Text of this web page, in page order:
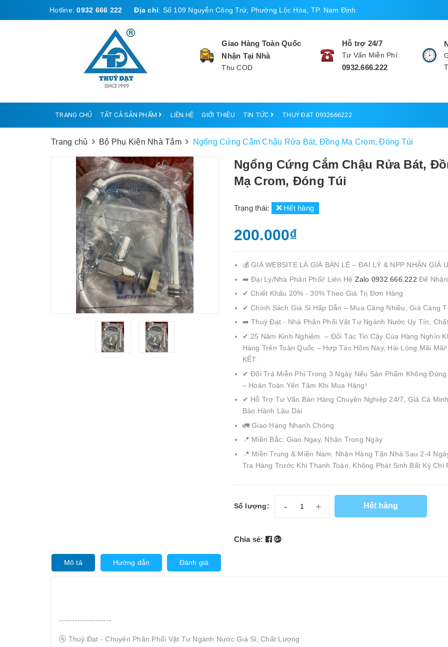
Hotline:0932 666 222 Địa chỉ: Số 109 Nguyễn Công Trứ, Phường Lộc Hòa, TP. Nam Định
Giao Hàng Toàn Quốc
Nhận Tại Nhà
Thu COD
Hỗ trợ 24/7
Tư Vấn Miễn Phí:
0932.666.222
TRANG CHỦ TẤT CẢ SẢN PHẨM LIÊN HỆ GIỚI THIỆU TIN TỨC THUÝ ĐẠT 0932666222
Trang chủ Bộ Phụ Kiện Nhà Tắm Ngổng Cứng Cắm Chậu Rửa Bát, Đồng Mạ Crom, Đóng Túi
Ngổng Cứng Cắm Chậu Rửa Bát,
Mạ Crom, Đóng Túi
Trạng thái: Hết hàng
200.000₫
💰 GIÁ WEBSITE LÀ GIÁ BÁN LẺ – ĐẠI LÝ & NPP NHẬN GIÁ
➡️ Đại Lý/Nhà Phân Phối! Liên Hệ Zalo 0932.666.222Để
✔ Chiết Khấu 20% - 30% Theo Giá Trị Đơn Hàng
✔ Chính Sách Giá Sỉ Hấp Dẫn – Mua Càng Nhiều, Giá Càng
➡️ Thuý Đạt - Nhà Phân Phối Vật Tư Ngành Nước Uy Tín,
✔ 25 Năm Kinh Nghiệm – Đối Tác Tin Cậy Của Hàng Nghìn
Hàng Trên Toàn Quốc – Hợp Tác Hôm Nay, Hài Lòng Mãi Mãi!
KẾT:
✔ Đổi Trả Miễn Phí Trong 3 Ngày Nếu Sản Phẩm Không Đúng
– Hoàn Toàn Yên Tâm Khi Mua Hàng!
✔ Hỗ Trợ Tư Vấn Bán Hàng Chuyên Nghiệp 24/7, Giá Cả Minh
Bảo Hành Lâu Dài
🚛 Giao Hàng Nhanh Chóng
📍 Miền Bắc: Giao Ngay, Nhận Trong Ngày
📍 Miền Trung & Miền Nam: Nhận Hàng Tận Nhà Sau 2-4
Tra Hàng Trước Khi Thanh Toán, Không Phát Sinh Bất Kỳ Chi
Số lượng: - + Hết hàng
Chia sẻ:
Mô tả Hướng dẫn Đánh giá
--------------------
🚰 Thuý Đạt - Chuyên Phân Phối Vật Tư Ngành Nước Giá Sỉ, Chất Lượng